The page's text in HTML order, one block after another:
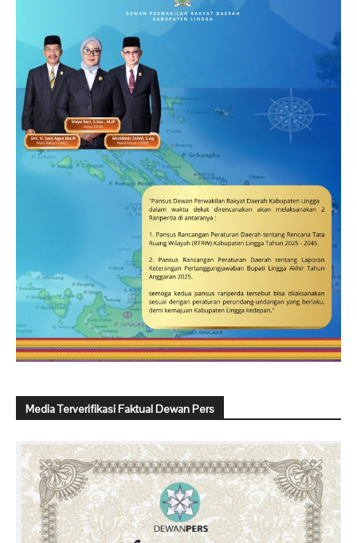
Media Terverifikasi Faktual Dewan Pers